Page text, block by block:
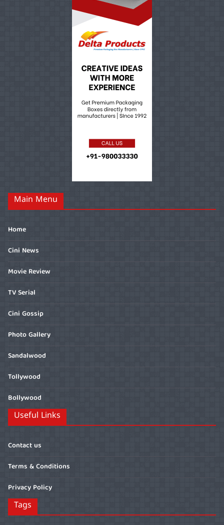
Main Menu
Home
Cini News
Movie Review
TV Serial
Cini Gossip
Photo Gallery
Sandalwood
Tollywood
Bollywood
Useful Links
Contact us
Terms & Conditions
Privacy Policy
Tags